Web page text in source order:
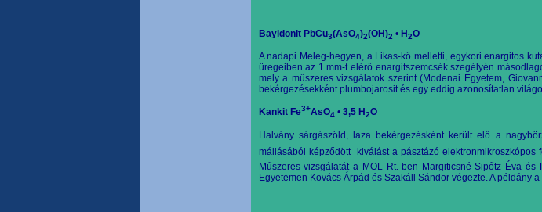
Bayldonit PbCu3(AsO4)2(OH)2 •H 2O
A nadapi Meleg-hegyen, a Likas-kő melletti, egykori enargitos
üregeiben az 1 mm-t elérő enargitszemcsék szegélyén
mely a műszeres vizsgálatok szerint (Modenai Egyetem,
bekérgezésekként plumbojarosit és egy eddig azonosítatlan
Kankit Fe3+AsO4 •3,5 H2O
Halvány sárgászöld, laza bekérgezésként került elő a
mállásából képződött
kiválást a pásztázó elektronmikroszkópos
Műszeres vizsgálatát a MOL Rt.-ben Margiticsné Sipőtz Éva
Egyetemen Kovács Árpád és Szakáll Sándor végezte. A példány